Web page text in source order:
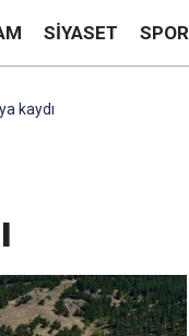
SIYASET SPOR
kaydı